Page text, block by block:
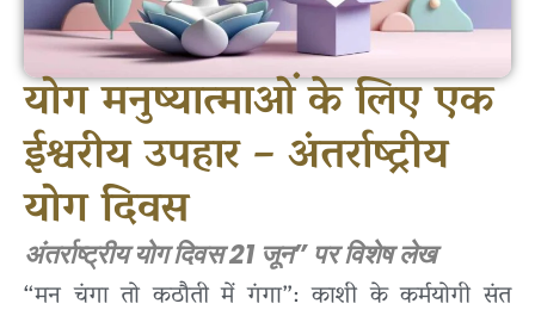
योग मनुष्यात्माओं के लिए एक
ईश्वरीय उपहार – अंतर्राष्ट्रीय
योग दिवस
अंतर्राष्ट्रीय योग दिवस 21 जून” पर विशेष लेख
“मन चंगा तो कठौती में गंगा”: काशी के कर्मयोगी संत